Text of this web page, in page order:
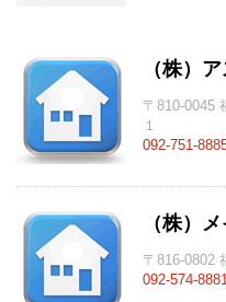
（株）
〒810-0045
１
092-751-
（株）
〒816-0802
092-574-